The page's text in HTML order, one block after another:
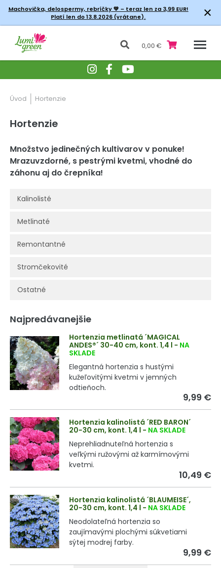
Machovička, delospermy, rebríčky💚 – teraz len za 3,99 EUR!
Platí len do 13.8.2026 (vrátane).
×
0,00 €
Úvod Hortenzie
Hortenzie
Množstvo jedinečných kultivarov v ponuke!
Mrazuvzdorné, s pestrými kvetmi, vhodné do
záhonu aj do črepníka!
Kalinolisté
Metlinaté
Remontantné
Stromčekovité
Ostatné
Najpredávanejšie
Hortenzia metlinatá ´MAGICAL
ANDES®´ 30-40 cm, kont. 1,4 l - NA
SKLADE
Elegantná hortenzia s hustými
kužeľovitými kvetmi v jemných
odtieňoch.
9,99 €
Hortenzia kalinolistá ´RED BARON´
20-30 cm, kont. 1,4 l - NA SKLADE
Neprehliadnuteľná hortenzia s
veľkými ružovými až karmímovými
kvetmi.
10,49 €
Hortenzia kalinolistá ´BLAUMEISE´,
20-30 cm, kont. 1,4 l - NA SKLADE
Neodolateľná hortenzia so
zaujímavými plochými súkvetiami
sýtej modrej farby.
9,99 €